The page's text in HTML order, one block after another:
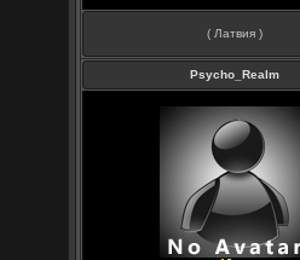
( Латвия )
Psycho_Realm